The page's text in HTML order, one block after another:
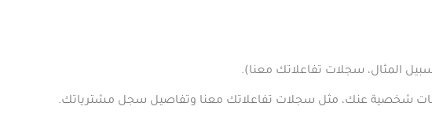
المثال، سجلات تفاعلاتك معنا)
.
شخصية عنك، مثل سجلات تفاعلاتك معنا وتفاصيل سجل مشترياتك.